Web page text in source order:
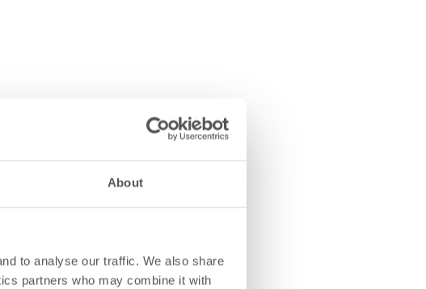
About
to analyse our traffic. We also share
partners who may combine it with